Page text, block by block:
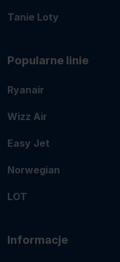
Tanie Loty
Popularne linie
Ryanair
Wizz Air
Easy Jet
Norwegian
LOT
Informacje